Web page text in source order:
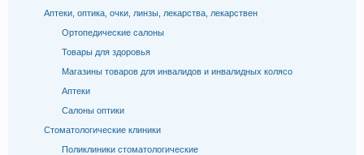
Аптеки, оптика, очки, линзы, лекарства, лекарствен
Ортопедические салоны
Товары для здоровья
Магазины товаров для инвалидов и инвалидных колясо
Аптеки
Салоны оптики
Стоматологические клиники
Поликлиники стоматологические